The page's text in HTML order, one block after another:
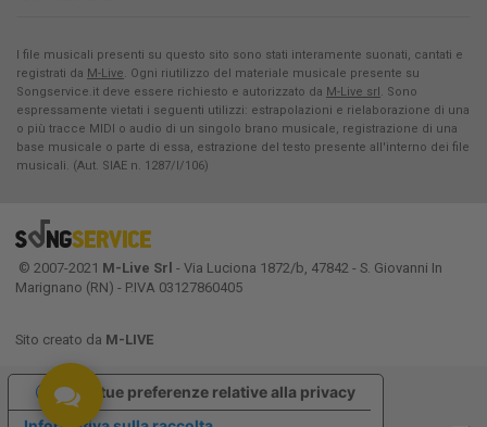
I file musicali presenti su questo sito sono stati interamente suonati, cantati e
registrati da M-Live. Ogni riutilizzo del materiale musicale presente su
Songservice.it deve essere richiesto e autorizzato da M-Live srl. Sono
espressamente vietati i seguenti utilizzi: estrapolazioni e rielaborazione di una
o più tracce MIDI o audio di un singolo brano musicale, registrazione di una
base musicale o parte di essa, estrazione del testo presente all'interno dei file
musicali. (Aut. SIAE n. 1287/I/106)
© 2007-2021 M-Live Srl - Via Luciona 1872/b, 47842 - S. Giovanni In
Marignano (RN) - P.IVA 03127860405
Sito creato da M-LIVE
Le tue preferenze relative alla privacy